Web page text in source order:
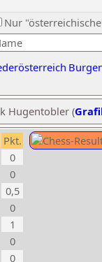
Nur
Hugentobler (
Pkt.
0
0
0,5
0
1
0
0